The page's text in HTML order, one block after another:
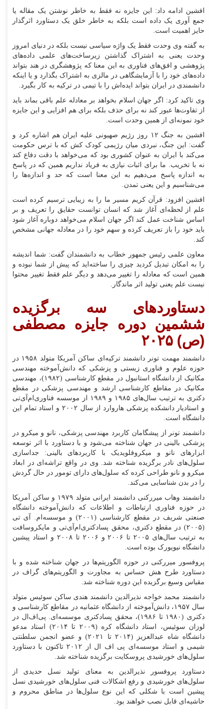
افشین ادامه داد: این جایزه نه فقط به خاطر نوشتن یک مقاله یا
جمع آوری یک داده است بلکه به خاطر خلق یک دستاورد اثرگذار
حایز اهمیت است.
به گفته وی وحدت فقط یک واژه سیاسی نیست بلکه در دنیای امروز
وحدت یعنی به اشتراک گذاشتن زیرساخت‌های علمی داده‌های
پژوهشی و افق‌های فناوری به این معنا که پژوهشگری در هند بتواند
داده‌های خود را با آزمایشگاهی در مالزی به اشتراک بگذارد و یا اینکه
دانشمندی در ایران بتواند ایده‌اش را با تیمی در ترکیه به کار بگیرد.
وی تاکید کرد: اگر جهان اسلام بخواهد بر معادله علم باقی بماند باید
از تفاوت‌ها عبور کند نه برای حذف بلکه برای هم افزایی و این جایزه
خود نمونه‌ای از همین وحدت است.
افشین به جنگ ۱۲ روز رژیم صهیونی علیه ایران هم اشاره کرد و
گفت: این جنگ، نبردی میان رژیمی کودک کش که با ترس حکومت
می‌کند با ایران به عنوان کشوری بود که می‌خواهد با دقت دفاع کند
نه با تخریب. ما برای اثبات نیازی به فریاد نداریم همین که در پاسخ
به اندازه پاسخ می‌دهیم به این معنا است که حد و اندازه‌ها را
می‌شناسیم و این یعنی تمدن.
افشین افزود: قرآن کریم مسیر ما را به زیبایی ترسیم کرده است
علم از لحظه‌ای آغاز شد که انسان توانست حقایق را تعریف و بر
اساس شناخت عمل کند اگر جهان اسلام می‌خواهد دوباره آغاز شود
باید خود را باز تعریف کرده و سهم خود را در معادله جهانی مشخص
کند.
معاون علمی رئیس جمهور خطاب به دانشمندان گفت: شما اندیشه
را به امکان تبدیل کردید چیزی را ساخته‌اید که پیش از شما نبوده و
همین است که معادله را تغییر می‌دهد و دیگر علم فقط تغییر محتوا
نیست علم یعنی تولید اثر ماندگار.
دستاورد‌های سه برگزیده
ششمین دوره جایزه مصطفی
(ص) ۲۰۲۵
دانشمند مهمت تونر دانشمند ترکیه‌ای ساکن آمریکا متولد ۱۹۵۸ در
حوزه علوم و فناوری زیستی و پزشکی که دانش‌آموخته مهندسی
مکانیک از دانشگاه استانبول در مقطع کارشناسی (۱۹۸۲)، مهندسی
مکانیک در مقاطع کارشناسی ارشد و مهندسی پزشکی در مقطع
دکتری به ترتیب سال‌های ۱۹۸۵ و ۱۹۸۹ از موسسه فناوری‌ام‌آی‌تی
و استادیار دانشکده پزشکی هاروارد از سال ۲۰۰۲ و استاد تمام این
دانشگاه است.
دانشمند تونر از پیشگامان کاربرد مهندسی پزشکی، نانو و میکرو در
پزشکی بالینی در جهان شناخته می‌شود و با دستاورد با اثر توسعه
ابزار‌های نانو و میکروفلویدیک با کاربرد‌های بالینی: جداسازی
سلول‌های نادر برگزیده شناخته شد. وی در واقع تراشه‌ای در ابعاد
میکرو و نانو طراحی کرده که سلول‌های دارای تومور در حال گردش
را در بدن شناسایی می‌کند.
دانشمند وهاب میررکنی دانشمند ایرانی متولد ۱۹۷۹ و ساکن آمریکا
در حوزه فناوری ارتباطات و اطلاعات که دانش‌آموخته دانشگاه
صنعتی شریف در مقطع کارشناسی (۲۰۰۱) و موسسه‌ام. آی تی
(۲۰۰۵) در مقطع دکتری، محقق پسادکتری‌ام‌آی‌تی و مایکروسافت
به ترتیب سال‌های ۲۰۰۵ تا ۲۰۰۶ و ۲۰۰۶ تا ۲۰۰۸ و استاد پیشین
دانشگاه نیویورک بوده است.
پروفسور میررکنی در حوزه الگوریتم‌ها در جهان شناخته شده و با
دستاورد طرح هش حساس به مجاورت و الگوریتم‌های گراف در
مقیاس وسیع برگزیده این دوره شناخته شد.
دانشمند محمد خواجه نذیرالدین دانشمند هندی ساکن سوئیس متولد
سال ۱۹۵۷، دانش‌آموخته از دانشگاه عثمانیه در مقاطع کارشناسی و
دکتری (۱۹۸۰ تا ۱۹۸۶)، محقق پسادکتری موسسه‌ای. پی‌اف‌ال در
لوزان سوئیس، استاد دانشگاه کره (۲۰۰۹ تا ۲۰۱۴) استاد مدعو
دانشگاه شاه عبدالعزیز (۲۰۱۴ تا ۲۰۲۱) و عضو انجمن سلطنتی
شیمی و استاد موسسه‌ای پی اف ال از ۲۰۱۲ تاکنون با دستاورد
سلول‌های خورشیدی پروسکایت برگزیده شناخته شد.
دستاورد پروفسور نذیرالدین به معنای تولید نسل حدیدی از
سلول‌های خورشیدی و رفع اشکالات فنی سلول‌های خورشیدی نسل
پیشین است با شکلی که این نوع سلول‌ها در مناطق محروم و
حاشیه‌ای قابل نصب خواهند بود.